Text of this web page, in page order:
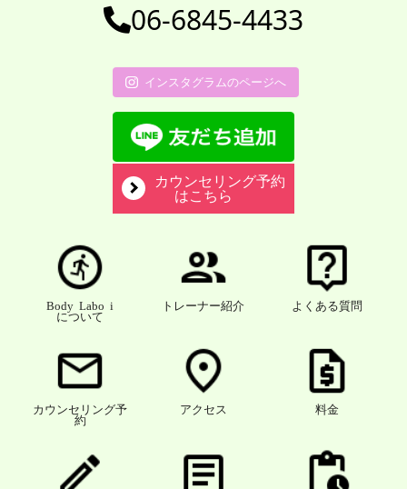
06-6845-4433
インスタグラムのページへ
カウンセリング予約
はこちら
Body Labo i
について
トレーナー紹介 よくある質問
カウンセリング予
約
アクセス 料金